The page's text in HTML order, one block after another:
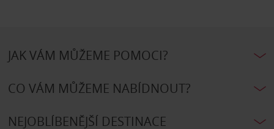
JAK VÁM MŮŽEME POMOCI?
CO VÁM MŮŽEME NABÍDNOUT?
NEJOBLÍBENĚJŠÍ DESTINACE